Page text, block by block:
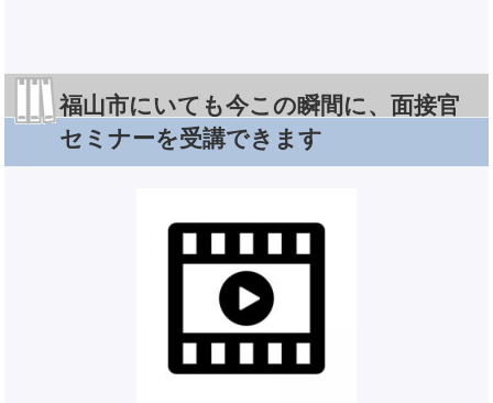
福山市にいても今この瞬間に、面接官
セミナーを受講できます